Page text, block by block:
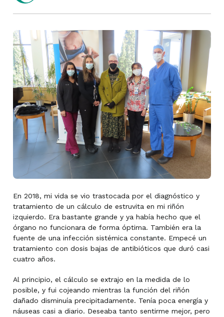
En 2018, mi vida se vio trastocada por el diagnóstico y
tratamiento de un cálculo de estruvita en mi riñón
izquierdo. Era bastante grande y ya había hecho que el
órgano no funcionara de forma óptima. También era la
fuente de una infección sistémica constante. Empecé un
tratamiento con dosis bajas de antibióticos que duró casi
cuatro años.
Al principio, el cálculo se extrajo en la medida de lo
posible, y fui cojeando mientras la función del riñón
dañado disminuía precipitadamente. Tenía poca energía y
náuseas casi a diario. Deseaba tanto sentirme mejor, pero